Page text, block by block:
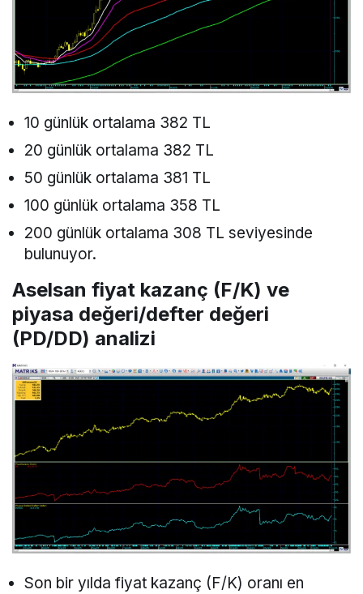
10 günlük ortalama 382 TL
20 günlük ortalama 382 TL
50 günlük ortalama 381 TL
100 günlük ortalama 358 TL
200 günlük ortalama 308 TL seviyesinde
bulunuyor.
Aselsan fiyat kazanç (F/K) ve
piyasa değeri/defter değeri
(PD/DD) analizi
Son bir yılda fiyat kazanç (F/K) oranı en